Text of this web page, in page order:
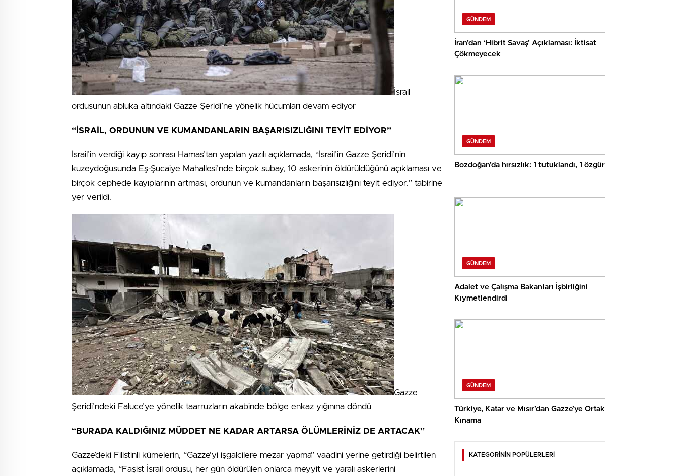
İsrail
ordusunun abluka altındaki Gazze Şeridi’ne yönelik hücumları devam ediyor
“İSRAİL, ORDUNUN VE KUMANDANLARIN BAŞARISIZLIĞINI TEYİT EDİYOR”
İsrail’in verdiği kayıp sonrası Hamas’tan yapılan yazılı açıklamada, “İsrail’in Gazze Şeridi’nin
kuzeydoğusunda Eş-Şucaiye Mahallesi’nde birçok subay, 10 askerinin öldürüldüğünü açıklaması ve
birçok cephede kayıplarının artması, ordunun ve kumandanların başarısızlığını teyit ediyor.” tabirine
yer verildi.
Gazze
Şeridi’ndeki Faluce’ye yönelik taarruzların akabinde bölge enkaz yığınına döndü
“BURADA KALDIĞINIZ MÜDDET NE KADAR ARTARSA ÖLÜMLERİNİZ DE ARTACAK”
Gazze’deki Filistinli kümelerin, “Gazze’yi işgalcilere mezar yapma” vaadini yerine getirdiği belirtilen
açıklamada, “Faşist İsrail ordusu, her gün öldürülen onlarca meyyit ve yaralı askerlerini
GÜNDEM
İran’dan ‘Hibrit Savaş’ Açıklaması: İktisat
Çökmeyecek
GÜNDEM
Bozdoğan’da hırsızlık: 1 tutuklandı, 1 özgür
GÜNDEM
Adalet ve Çalışma Bakanları İşbirliğini
Kıymetlendirdi
GÜNDEM
Türkiye, Katar ve Mısır’dan Gazze’ye Ortak
Kınama
KATEGORİNİN POPÜLERLERİ